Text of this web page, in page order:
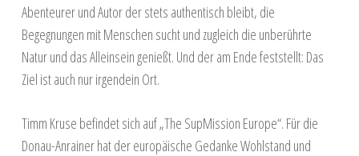
Abenteurer und Autor der stets authentisch bleibt, die
Begegnungen mit Menschen sucht und zugleich die unberührte
Natur und das Alleinsein genießt. Und der am Ende feststellt: Das
Ziel ist auch nur irgendein Ort.
Timm Kruse befindet sich auf „The SupMission Europe“. Für die
Donau-Anrainer hat der europäische Gedanke Wohlstand und